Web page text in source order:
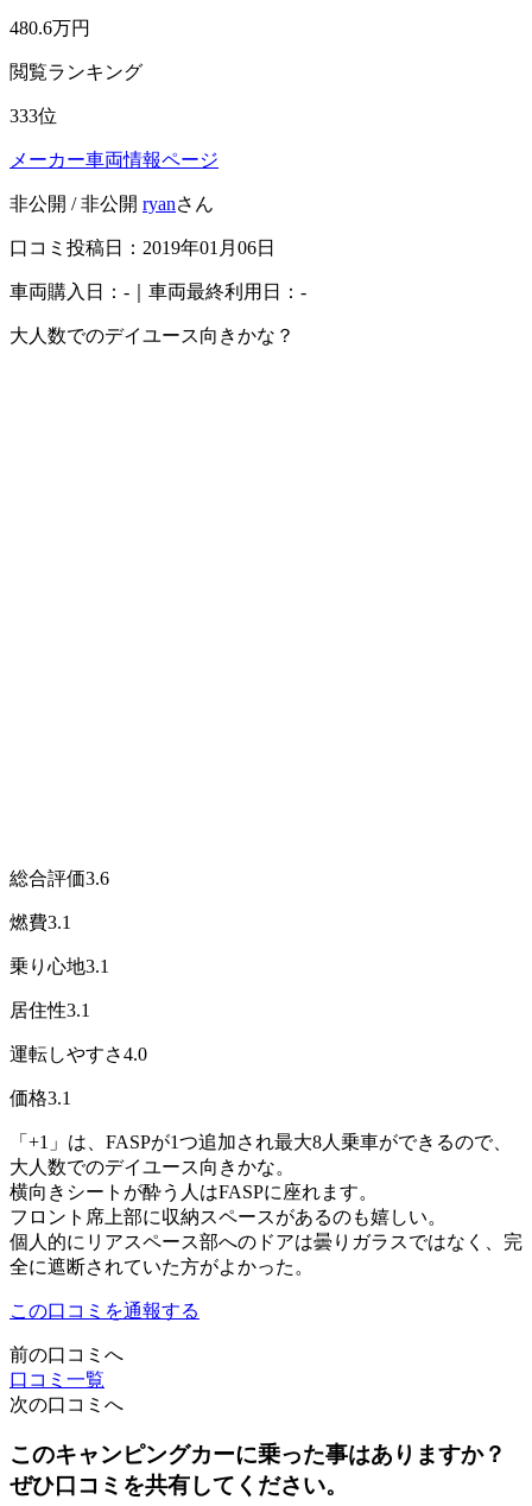
480.6万円
閲覧ランキング
333位
メーカー車両情報ページ
非公開 / 非公開 ryanさん
口コミ投稿日：2019年01月06日
車両購入日：-｜車両最終利用日：-
大人数でのデイユース向きかな？
総合評価3.6
燃費3.1
乗り心地3.1
居住性3.1
運転しやすさ4.0
価格3.1
「+1」は、FASPが1つ追加され最大8人乗車ができるので、
大人数でのデイユース向きかな。
横向きシートが酔う人はFASPに座れます。
フロント席上部に収納スペースがあるのも嬉しい。
個人的にリアスペース部へのドアは曇りガラスではなく、完
全に遮断されていた方がよかった。
この口コミを通報する
前の口コミへ
口コミ一覧
次の口コミへ
このキャンピングカーに乗った事はありますか？
ぜひ口コミを共有してください。